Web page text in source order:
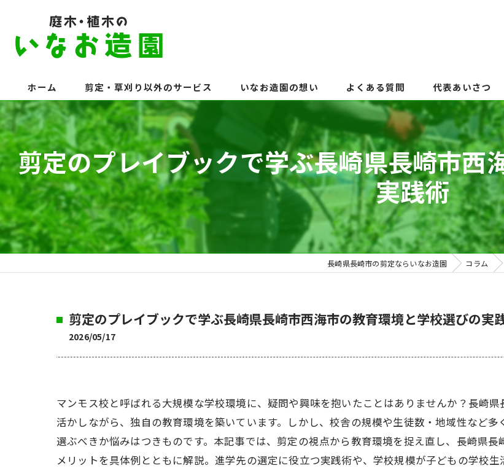
ホーム 剪定・草刈り以外のサービス いなお造園の想い よくある質問 代表あいさつ
剪定のプレイブックで学ぶ長崎県長崎市西
実践術
長崎県長崎市の剪定ならいなお造園 コラム
剪定のプレイブックで学ぶ長崎県長崎市西海市の教育環境と学校選びの実
2026/05/17
マンモス校と呼ばれる大規模な学校環境に、疑問や興味を抱いたことはありませんか？長崎
活かしながら、独自の教育環境を築いています。しかし、校舎の規模や生徒数・地域性など
選ぶべきか悩みはつきものです。本記事では、剪定の視点から教育環境を捉え直し、長崎県
メリットを具体例とともに解説。進学先の選定に役立つ実践術や、学校規模が子どもの学校